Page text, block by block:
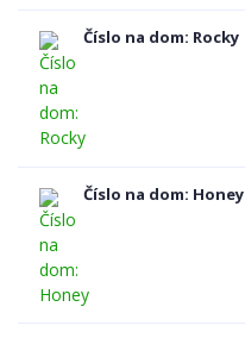
Číslo na dom: Rocky
Číslo na dom: Honey